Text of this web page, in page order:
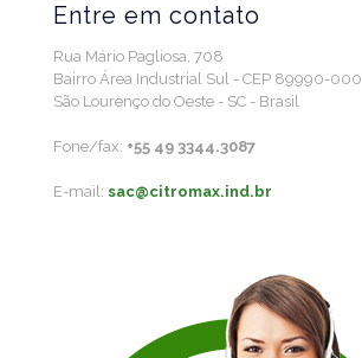
Entre em contato
Rua Mário Pagliosa, 708
Bairro Área Industrial Sul - CEP 89990-000
São Lourenço do Oeste - SC - Brasil
Fone/fax: +55 49 3344.3087
E-mail: sac@citromax.ind.br